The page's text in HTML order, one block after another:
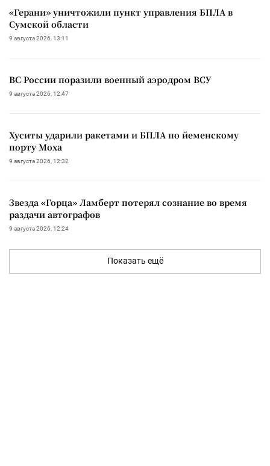
«Герани» уничтожили пункт управления БПЛА в
Сумской области
9 августа 2026, 13:11
ВС России поразили военный аэродром ВСУ
9 августа 2026, 12:47
Хуситы ударили ракетами и БПЛА по йеменскому
порту Моха
9 августа 2026, 12:32
Звезда «Горца» Ламберт потерял сознание во время
раздачи автографов
9 августа 2026, 12:24
Показать ещё